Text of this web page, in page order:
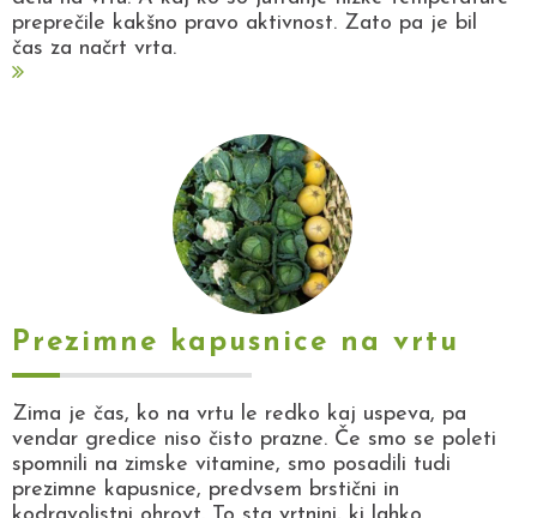
preprečile kakšno pravo aktivnost. Zato pa je bil
čas za načrt vrta.
Prezimne kapusnice na vrtu
Zima je čas, ko na vrtu le redko kaj uspeva, pa
vendar gredice niso čisto prazne. Če smo se poleti
spomnili na zimske vitamine, smo posadili tudi
prezimne kapusnice, predvsem brstični in